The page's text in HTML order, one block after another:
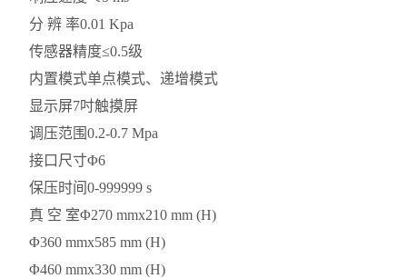
分 辨 率0.01 Kpa
传感器精度≤0.5级
内置模式单点模式、递增模式
显示屏7吋触摸屏
调压范围0.2-0.7 Mpa
接口尺寸Φ6
保压时间0-999999 s
真 空 室Φ270 mmx210 mm (H)
Φ360 mmx585 mm (H)
Φ460 mmx330 mm (H)